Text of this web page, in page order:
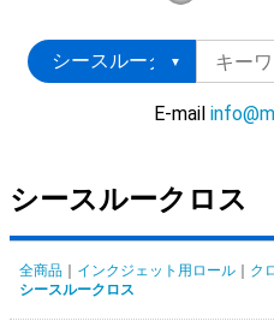
E-mail
シースルークロス
全商品 インクジェット用ロール
ク
シースルークロス